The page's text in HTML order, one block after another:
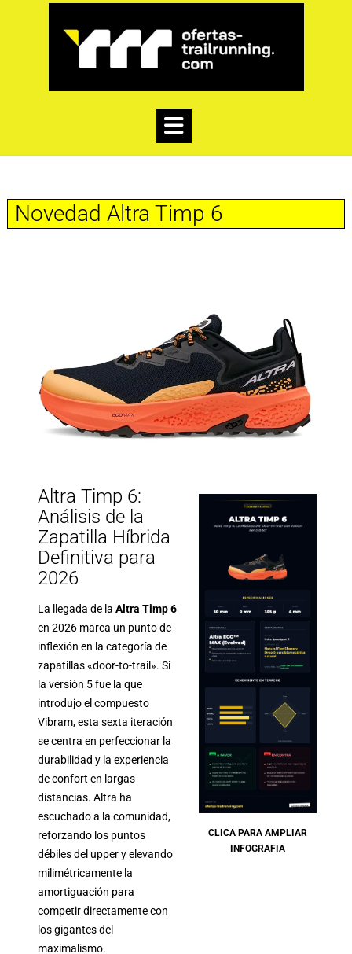
Novedad Altra Timp 6
Altra Timp 6:
Análisis de la
Zapatilla Híbrida
Definitiva para
2026
La llegada de la Altra Timp 6
en 2026 marca un punto de
inflexión en la categoría de
zapatillas «door-to-trail». Si
la versión 5 fue la que
introdujo el compuesto
Vibram, esta sexta iteración
se centra en perfeccionar la
durabilidad y la experiencia
de confort en largas
distancias. Altra ha
escuchado a la comunidad,
reforzando los puntos
débiles del upper y elevando
milimétricamente la
amortiguación para
competir directamente con
los gigantes del
maximalismo.
CLICA PARA AMPLIAR
INFOGRAFIA